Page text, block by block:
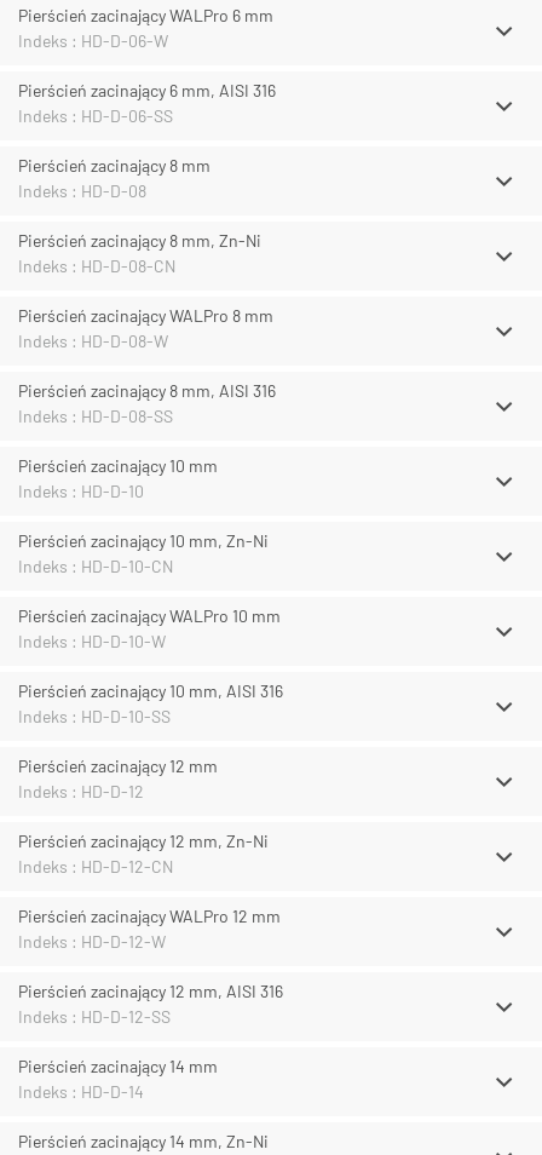
Pierścień zacinający WALPro 6 mm
Indeks : HD-D-06-W
Pierścień zacinający 6 mm, AISI 316
Indeks : HD-D-06-SS
Pierścień zacinający 8 mm
Indeks : HD-D-08
Pierścień zacinający 8 mm, Zn-Ni
Indeks : HD-D-08-CN
Pierścień zacinający WALPro 8 mm
Indeks : HD-D-08-W
Pierścień zacinający 8 mm, AISI 316
Indeks : HD-D-08-SS
Pierścień zacinający 10 mm
Indeks : HD-D-10
Pierścień zacinający 10 mm, Zn-Ni
Indeks : HD-D-10-CN
Pierścień zacinający WALPro 10 mm
Indeks : HD-D-10-W
Pierścień zacinający 10 mm, AISI 316
Indeks : HD-D-10-SS
Pierścień zacinający 12 mm
Indeks : HD-D-12
Pierścień zacinający 12 mm, Zn-Ni
Indeks : HD-D-12-CN
Pierścień zacinający WALPro 12 mm
Indeks : HD-D-12-W
Pierścień zacinający 12 mm, AISI 316
Indeks : HD-D-12-SS
Pierścień zacinający 14 mm
Indeks : HD-D-14
Pierścień zacinający 14 mm, Zn-Ni